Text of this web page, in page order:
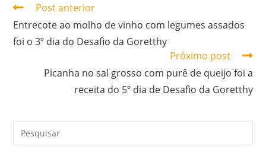
Post anterior
Entrecote ao molho de vinho com legumes assados
foi o 3º dia do Desafio da Goretthy
Próximo post
Picanha no sal grosso com purê de queijo foi a
receita do 5º dia de Desafio da Goretthy